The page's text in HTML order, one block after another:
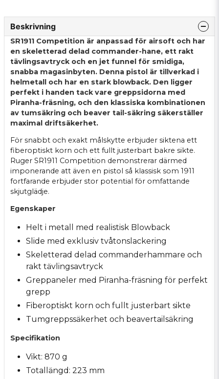
Beskrivning
SR1911 Competition är anpassad för airsoft och har
en skeletterad delad commander-hane, ett rakt
tävlingsavtryck och en jet funnel för smidiga,
snabba magasinbyten. Denna pistol är tillverkad i
helmetall och har en stark blowback. Den ligger
perfekt i handen tack vare greppsidorna med
Piranha-fräsning, och den klassiska kombinationen
av tumsäkring och beaver tail-säkring säkerställer
maximal driftsäkerhet.
För snabbt och exakt målskytte erbjuder siktena ett
fiberoptiskt korn och ett fullt justerbart bakre sikte.
Ruger SR1911 Competition demonstrerar därmed
imponerande att även en pistol så klassisk som 1911
fortfarande erbjuder stor potential för omfattande
skjutglädje.
Egenskaper
Helt i metall med realistisk Blowback
Slide med exklusiv tvåtonslackering
Skeletterad delad commanderhammare och
rakt tävlingsavtryck
Greppaneler med Piranha-fräsning för perfekt
grepp
Fiberoptiskt korn och fullt justerbart sikte
Tumgreppssäkerhet och beavertailsäkring
Specifikation
Vikt: 870 g
Totallängd: 223 mm